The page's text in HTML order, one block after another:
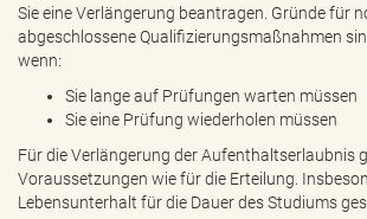
Sie eine Verlängerung beantragen. Gründe für
abgeschlossene Qualifizierungsmaßnahmen
wenn:
Sie lange auf Prüfungen warten müssen
Sie eine Prüfung wiederholen müssen
Für die Verlängerung der Aufenthaltserlaubnis
Voraussetzungen wie für die Erteilung.
Lebensunterhalt für die Dauer des Studiums